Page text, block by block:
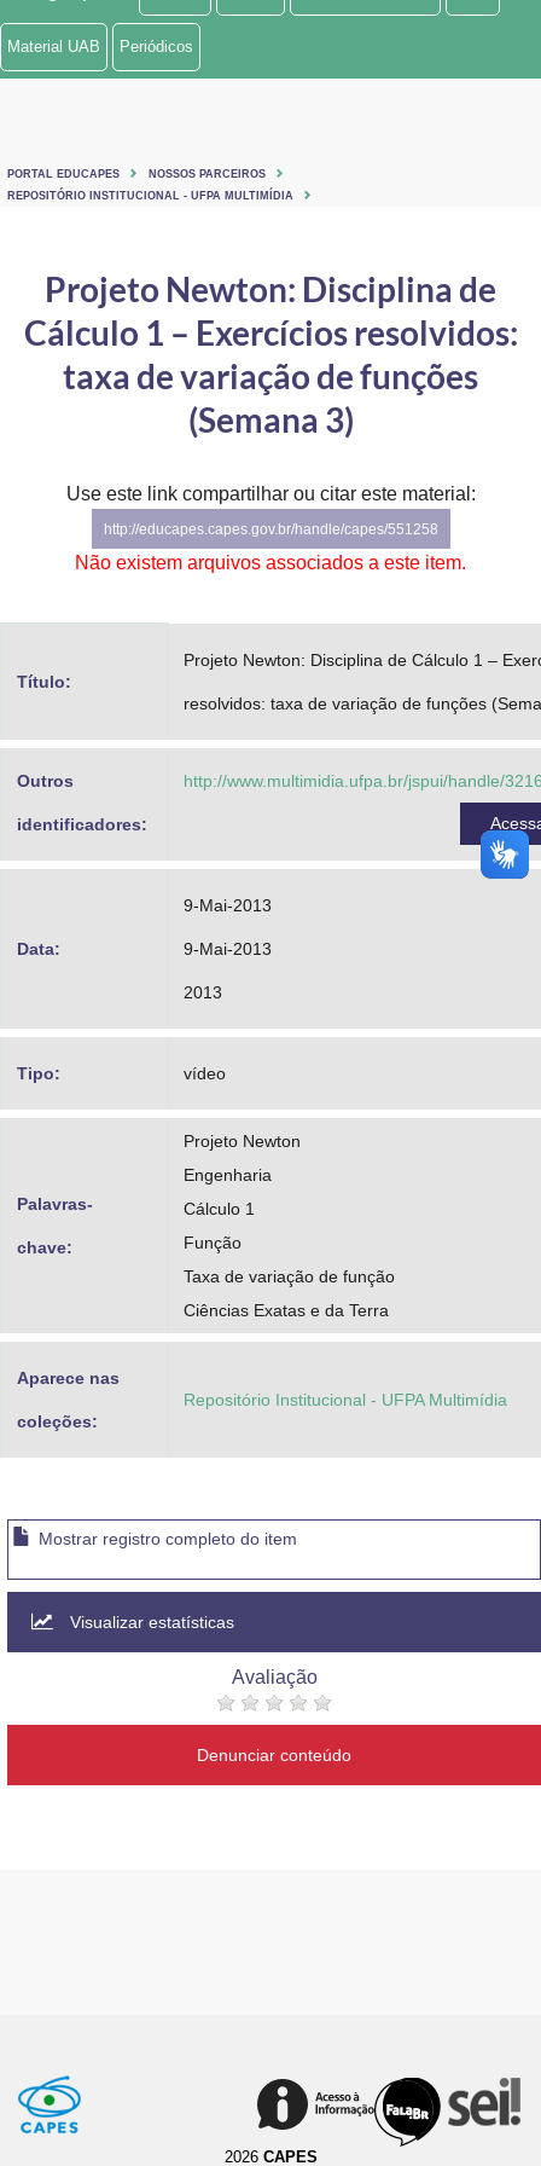
Ministério de Minas e Energia
Ministério do Turismo
Controladoria-Geral da União
Gabinete de Segurança Institucional
Advocacia-Geral da União
Material UAB Periódicos
PORTAL EDUCAPES
NOSSOS PARCEIROS
REPOSITÓRIO INSTITUCIONAL - UFPA MULTIMÍDIA
Projeto Newton: Disciplina de
Cálculo 1 – Exercícios resolvidos:
taxa de variação de funções
(Semana 3)
Use este link compartilhar ou citar este material:
http://educapes.capes.gov.br/handle/capes/551258
Não existem arquivos associados a este item.
Título:
Projeto Newton: Disciplina de Cálculo 1 –
resolvidos: taxa de variação de funções
Outros
identificadores:
http://www.multimidia.ufpa.br/jspui/handle/
Data:
9-Mai-2013
9-Mai-2013
2013
Tipo: vídeo
Palavras-
chave:
Projeto Newton
Engenharia
Cálculo 1
Função
Taxa de variação de função
Ciências Exatas e da Terra
Aparece nas
coleções:
Repositório Institucional - UFPA Multimídia
Mostrar registro completo do item
Visualizar estatísticas
Avaliação
Denunciar conteúdo
2026 CAPES